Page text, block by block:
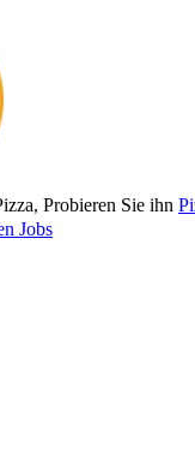
Probieren Sie ihn
Jobs